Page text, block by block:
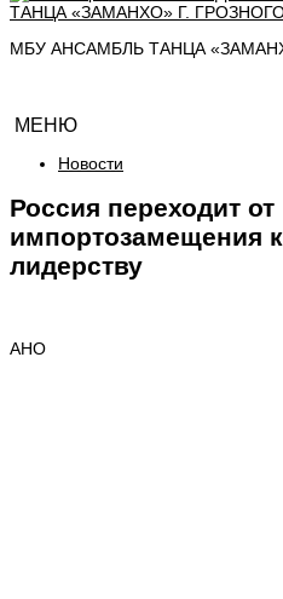
МБУ АНСАМБЛЬ ТАНЦА
МЕНЮ
Новости
Россия переходит от
импортозамещения
лидерству
АНО